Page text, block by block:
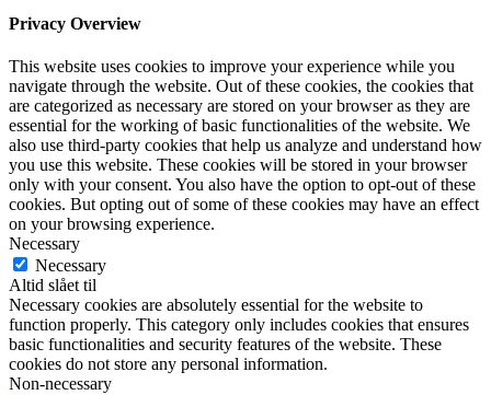
Privacy Overview
This website uses cookies to improve your experience while you
navigate through the website. Out of these cookies, the cookies that
are categorized as necessary are stored on your browser as they are
essential for the working of basic functionalities of the website. We
also use third-party cookies that help us analyze and understand how
you use this website. These cookies will be stored in your browser
only with your consent. You also have the option to opt-out of these
cookies. But opting out of some of these cookies may have an effect
on your browsing experience.
Necessary
Necessary
Altid slået til
Necessary cookies are absolutely essential for the website to
function properly. This category only includes cookies that ensures
basic functionalities and security features of the website. These
cookies do not store any personal information.
Non-necessary